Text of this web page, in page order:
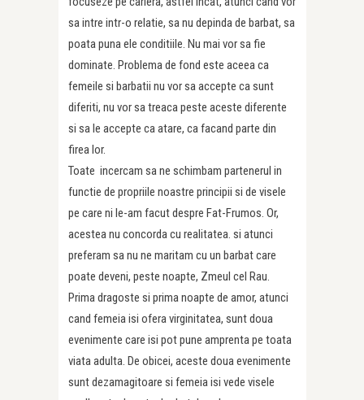
sa intre intr-o relatie, sa nu depinda de barbat, sa
poata puna ele conditiile. Nu mai vor sa fie
dominate. Problema de fond este aceea ca
femeile si barbatii nu vor sa accepte ca sunt
diferiti, nu vor sa treaca peste aceste diferente
si sa le accepte ca atare, ca facand parte din
firea lor.
Toate incercam sa ne schimbam partenerul in
functie de propriile noastre principii si de visele
pe care ni le-am facut despre Fat-Frumos. Or,
acestea nu concorda cu realitatea. si atunci
preferam sa nu ne maritam cu un barbat care
poate deveni, peste noapte, Zmeul cel Rau.
Prima dragoste si prima noapte de amor, atunci
cand femeia isi ofera virginitatea, sunt doua
evenimente care isi pot pune amprenta pe toata
viata adulta. De obicei, aceste doua evenimente
sunt dezamagitoare si femeia isi vede visele